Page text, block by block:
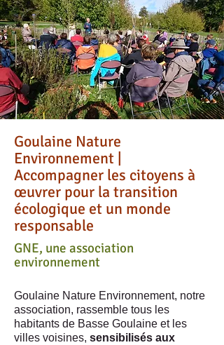
Goulaine Nature
Environnement |
Accompagner les citoyens à
œuvrer pour la transition
écologique et un monde
responsable
GNE, une association
environnement
Goulaine Nature Environnement, notre
association, rassemble tous les
habitants de Basse Goulaine et les
villes voisines, sensibilisés aux